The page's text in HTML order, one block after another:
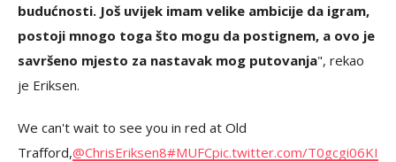
budućnosti. Još uvijek imam velike ambicije da igram,
postoji mnogo toga što mogu da postignem, a ovo je
savršeno mjesto za nastavak mog putovanja", rekao
je Eriksen.
We can't wait to see you in red at Old
Trafford,@ChrisEriksen8#MUFCpic.twitter.com/T0gcgi06KI